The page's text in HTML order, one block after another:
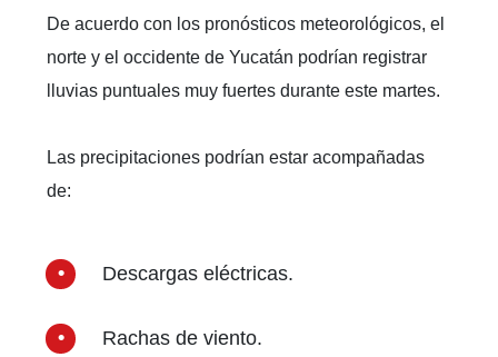
De acuerdo con los pronósticos meteorológicos, el
norte y el occidente de Yucatán podrían registrar
lluvias puntuales muy fuertes durante este martes.
Las precipitaciones podrían estar acompañadas
de:
Descargas eléctricas.
Rachas de viento.